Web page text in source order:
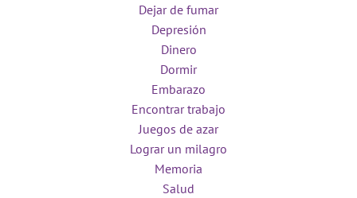
Dejar de fumar
Depresión
Dinero
Dormir
Embarazo
Encontrar trabajo
Juegos de azar
Lograr un milagro
Memoria
Salud